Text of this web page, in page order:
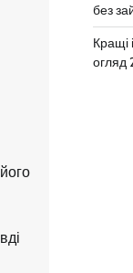
без
Кращі
огляд